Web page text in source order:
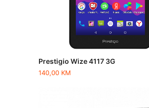
Prestigio Wize 4117 3G
140,00 KM